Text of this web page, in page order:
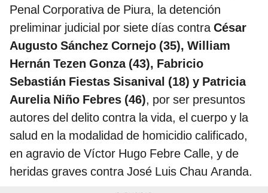
Penal Corporativa de Piura, la detención
preliminar judicial por siete días contraCésar
Augusto Sánchez Cornejo (35), William
Hernán Tezen Gonza (43), Fabricio
Sebastián Fiestas Sisanival (18) y Patricia
Aurelia Niño Febres (46), por ser presuntos
autores del delito contra la vida, el cuerpo y la
salud en la modalidad de homicidio calificado,
en agravio de Víctor Hugo Febre Calle, y de
heridas graves contra José Luis Chau Aranda.